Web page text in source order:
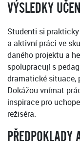
VÝSLEDKY UČENÍ
Studenti si
a aktivní práci ve
daného projektu a
spolupracují s
dramatické situace,
Dokážou vnímat
inspirace pro
režiséra.
PŘEDPOKLADY